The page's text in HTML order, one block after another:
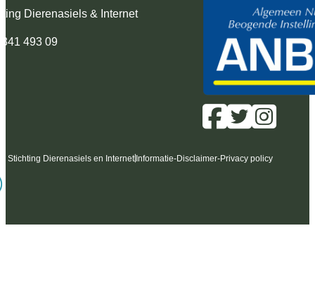
Dierenasiels & Internet
493 09
Stichting Dierenasiels en Internet Informatie-Disclaimer-Privacy policy